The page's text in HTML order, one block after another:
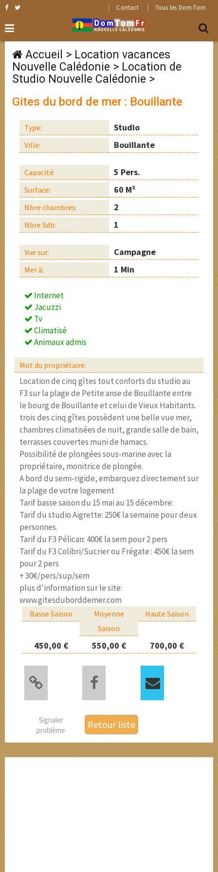
Contact Tous les Dom-Tom
Accueil > Location vacances
Nouvelle Calédonie > Location de
Studio Nouvelle Calédonie >
Gites du bord de mer : Bouillante
Type: Studio
Ville: Bouillante
Capacité: 5 Pers.
Surface: 60 M²
Nbre chambres: 2
Nbre Sdb: 1
Vue sur: Campagne
Mer à: 1 Min
Internet
Jacuzzi
Tv
Climatisé
Animaux admis
Mot du propriétaire:
Location de cinq gîtes tout conforts du studio au
F3 sur la plage de Petite anse de Bouillante entre
le bourg de Bouillante et celui de Vieux Habitants.
trois des cinq gîtes possèdent une belle vue mer,
chambres climatisées de nuit, grande salle de bain,
terrasses couvertes muni de hamacs.
Possibilité de plongées sous-marine avec la
propriétaire, monitrice de plongée.
A bord du semi-rigide, embarquez directement sur
la plage de votre logement
Tarif basse saison du 15 mai au 15 décembre:
Tarif du studio Aigrette: 250€ la semaine pour deux
personnes.
Tarif du F3 Pélican: 400€ la sem pour 2 pers
Tarif du F3 Colibri/Sucrier ou Frégate : 450€ la sem
pour 2 pers
+ 30€/pers/sup/sem
plus d'information sur le site:
www.gitesduborddemer.com
Basse Saison
Moyenne
Saison
Haute Saison
450,00 € 550,00 € 700,00 €
Signaler
problème
Retour liste